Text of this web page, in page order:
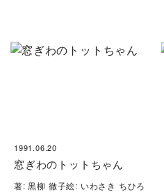
1991.06.20
窓ぎわのトットちゃん
著: 黒柳 徹子絵: いわさき ちひろ